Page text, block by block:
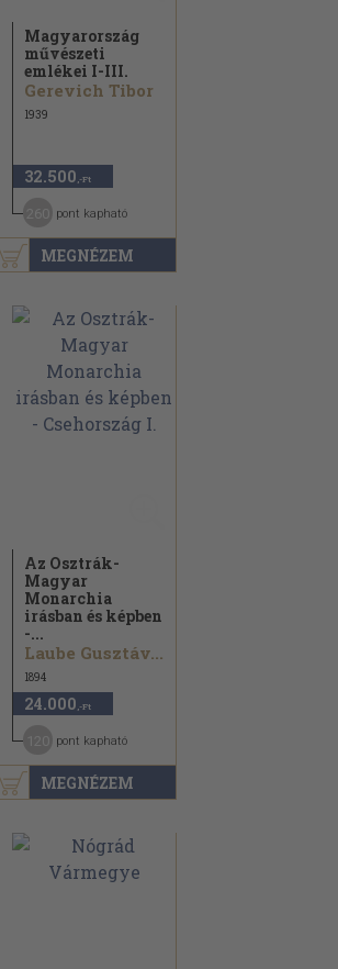
MEGNÉZEM
Magyarország
művészeti
emlékei I-III.
Gerevich Tibor
1939
32.500 ,-Ft
pont kapható
MEGNÉZEM
Az Osztrák-
Magyar
Monarchia
irásban és képben
-...
Laube Gusztáv...
1894
24.000 ,-Ft
pont kapható